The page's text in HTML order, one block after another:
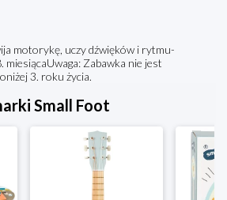
motorykę, uczy dźwięków i rytmu-
miesiącaUwaga: Zabawka nie jest
3. roku życia.
Small Foot